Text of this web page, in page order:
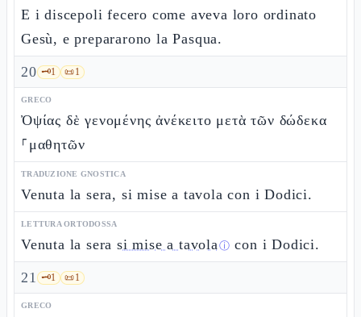
E i discepoli fecero come aveva loro ordinato
Gesù, e prepararono la Pasqua.
20 🗝️1 📜1
GRECO
Ὀψίας δὲ γενομένης ἀνέκειτο μετὰ τῶν δώδεκα
⸀μαθητῶν
TRADUZIONE GNOSTICA
Venuta la sera, si mise a tavola con i Dodici.
LETTURA ORTODOSSA
Venuta la serasi mise a tavolaⓘ con i Dodici.
21 🗝️1 📜1
GRECO